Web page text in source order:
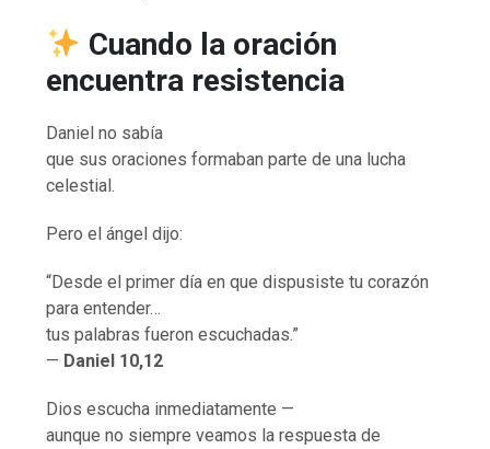
Cuando la oración
encuentra resistencia
Daniel no sabía
que sus oraciones formaban parte de una lucha
celestial.
Pero el ángel dijo:
“Desde el primer día en que dispusiste tu corazón
para entender…
tus palabras fueron escuchadas.”
— Daniel 10,12
Dios escucha inmediatamente —
aunque no siempre veamos la respuesta de